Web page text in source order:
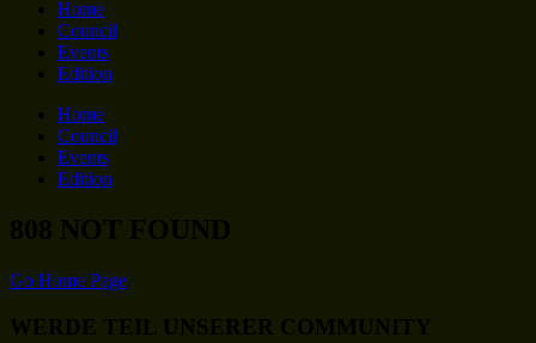
Home
Council
Events
Edition
Home
Council
Events
Edition
Go Home Page